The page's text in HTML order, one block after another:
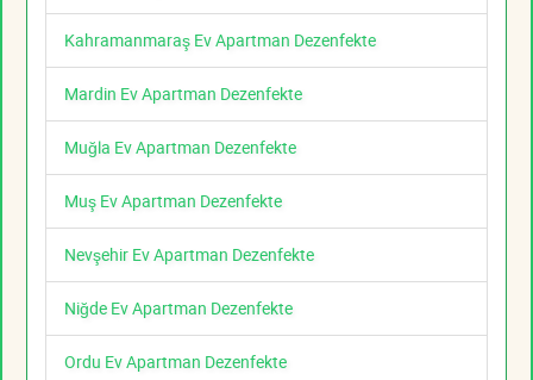
Kahramanmaraş Ev Apartman Dezenfekte
Mardin Ev Apartman Dezenfekte
Muğla Ev Apartman Dezenfekte
Muş Ev Apartman Dezenfekte
Nevşehir Ev Apartman Dezenfekte
Niğde Ev Apartman Dezenfekte
Ordu Ev Apartman Dezenfekte